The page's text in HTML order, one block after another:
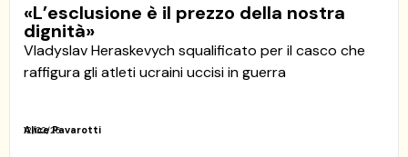
«L’esclusione è il prezzo della nostra
dignità»
Vladyslav Heraskevych squalificato per il casco che
raffigura gli atleti ucraini uccisi in guerra
12/02/26
Alice Pavarotti